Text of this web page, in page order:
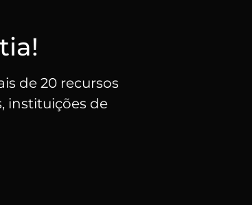
de 20 recursos
instituições de